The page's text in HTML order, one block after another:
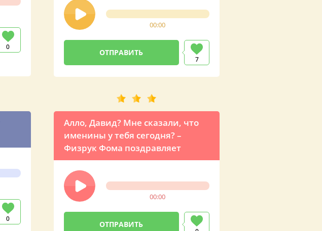
0
00:00
7
0
Алло, Давид? Мне сказали, что
именины у тебя сегодня? –
Физрук Фома поздравляет
00:00